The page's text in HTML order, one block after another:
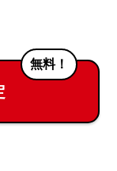
無料！